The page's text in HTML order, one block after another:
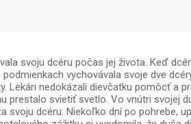
svoju dcéru počas jej života. Keď
vychovávala svoje dve
Lekári nedokázali dievčatku pomôcť
prestalo svietiť svetlo. Vo vnútri svojej
svoju dcéru. Niekoľko dní po